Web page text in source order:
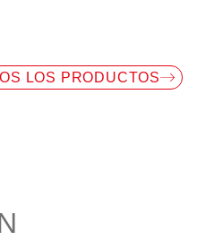
LOS PRODUCTOS